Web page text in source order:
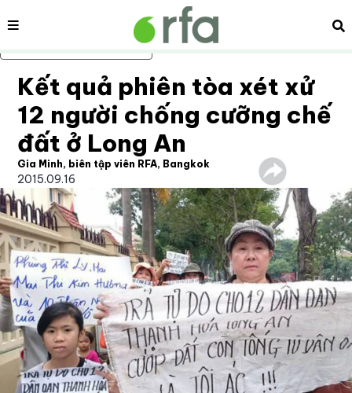
Bỏ qua nội dung chính
Nội dung
Kết quả phiên tòa xét xử
12 người chống cưỡng chế
đất ở Long An
Gia Minh, biên tập viên RFA, Bangkok
2015.09.16